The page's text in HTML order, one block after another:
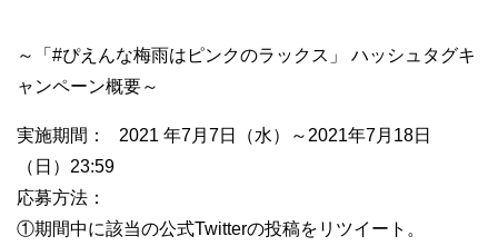
～「#ぴえんな梅雨はピンクのラックス」 ハッシュタグキ
ャンペーン概要～
実施期間： 2021 年7月7日（水）～2021年7月18日
（日）23:59
応募方法：
①期間中に該当の公式Twitterの投稿をリツイート。